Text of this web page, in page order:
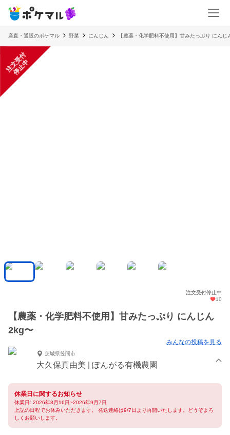
産直・通販のポケマル 野菜 にんじん 【農薬・化学肥料不使用】甘みたっぷり にんじ
注
文
受
付
停
止
中
注文受付停止中
10
【農薬・化学肥料不使用】甘みたっぷり にんじん
2kg〜
みんなの投稿を見る
茨城県笠間市
大久保真由美 | ぽんがる有機農園
休業日に関するお知らせ
休業日: 2026年8月16日~2026年9月7日
上記の日程でお休みいただきます。 発送連絡は9/7日より再開いたします。どうぞよろ
しくお願いします。